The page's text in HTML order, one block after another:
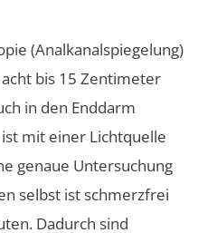
(Analkanalspiegelung)
bis 15 Zentimeter
in den Enddarm
mit einer Lichtquelle
genaue Untersuchung
selbst ist schmerzfrei
Dadurch sind